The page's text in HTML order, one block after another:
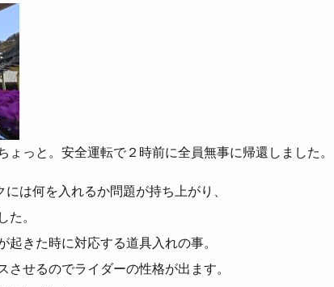
っと。安全運転で２時前に全員無事に帰還しました。
は何を入れるか問題が持ち上がり、
た。
きた時に対応する道具入れの事。
せるのでライダーの性格が出ます。